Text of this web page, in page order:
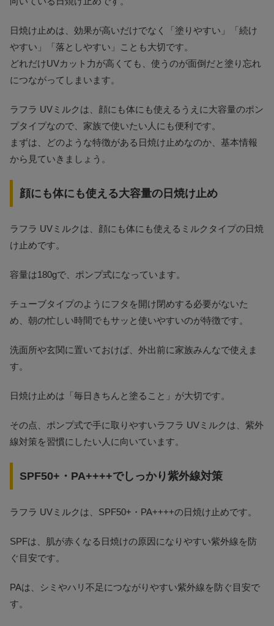
日焼け止めは、効果が高いだけでなく「塗りやすい」「続け
やすい」「落としやすい」ことも大切です。
どれだけUVカット力が高くても、使うのが面倒だと塗り忘れ
につながってしまいます。
ラフラ UVミルクは、顔にも体にも使えるうえに大容量のポン
プタイプなので、家族で使いたい人にも便利です。
まずは、どのような特徴がある日焼け止めなのか、基本情報
から見ていきましょう。
顔にも体にも使える大容量の日焼け止め
ラフラ UVミルクは、顔にも体にも使えるミルクタイプの日焼
け止めです。
容量は180gで、ポンプ式になっています。
チューブタイプのようにフタを開け閉めする必要がないた
め、朝の忙しい時間でもサッと使いやすいのが特徴です。
洗面所や玄関に置いておけば、外出前に家族みんなで使えま
す。
日焼け止めは「毎日きちんと塗ること」が大切です。
その点、ポンプ式で手に取りやすいラフラ UVミルクは、紫外
線対策を習慣にしたい人に向いています。
SPF50+・PA++++でしっかり紫外線対策
ラフラ UVミルクは、SPF50+・PA++++の日焼け止めです。
SPFは、肌が赤くなる日焼けの原因になりやすい紫外線を防
ぐ目安です。
PAは、シミやハリ不足につながりやすい紫外線を防ぐ目安で
す。